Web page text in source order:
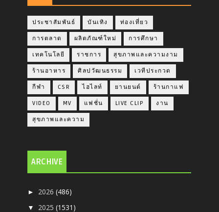
ประชาสัมพันธ์ บันเทิง ท่องเที่ยว
การตลาด ผลิตภัณฑ์ใหม่ การศึกษา
เทคโนโลยี ราชการ สุขภาพและความงาม
ร้านอาหาร ศิลปวัฒนธรรม เวทีประกวด
กีฬา CSR ไฮไลท์ ยานยนต์ ร้านกาแฟ
VIDEO MV แฟชั่น LIVE CLIP งาน
สุขภาพและความ
ARCHIVE
► 2026(486)
▼ 2025(1531)